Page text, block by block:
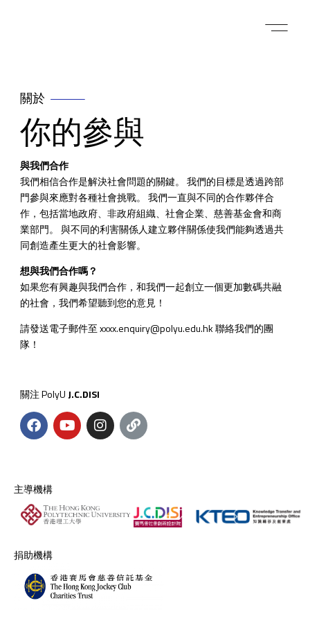
關於
你的參與
與我們合作
我們相信合作是解決社會問題的關鍵。 我們的目標是透過跨部
門參與來應對各種社會挑戰。 我們一直與不同的合作夥伴合
作，包括當地政府、非政府組織、社會企業、慈善基金會和商
業部門。 與不同的利害關係人建立夥伴關係使我們能夠透過共
同創造產生更大的社會影響。
想與我們合作嗎？
如果您有興趣與我們合作，和我們一起創立一個更加數碼共融
的社會，我們希望聽到您的意見！
請發送電子郵件至 xxxx.enquiry@polyu.edu.hk 聯絡我們的團
隊！
關注 PolyU J.C.DISI
主導機構
捐助機構